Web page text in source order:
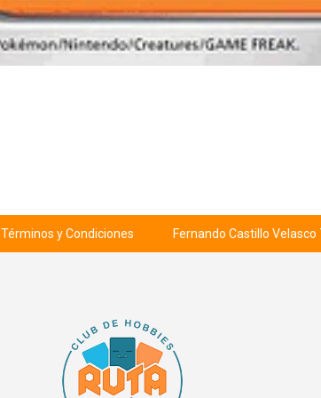
Términos y Condiciones Fernando Castillo Velasco